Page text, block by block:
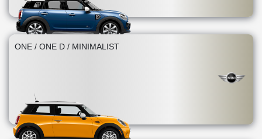
ONE / ONE D / MINIMALIST